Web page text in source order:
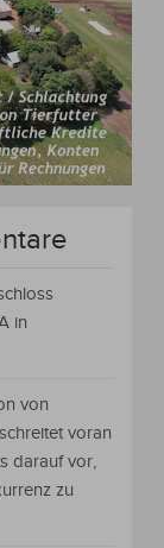
in
von
voran
darauf vor,
zu